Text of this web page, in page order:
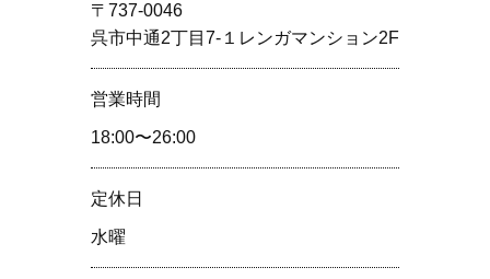
〒737-0046
呉市中通2丁目7-１レンガマンション2F
営業時間
18:00〜26:00
定休⽇
水曜